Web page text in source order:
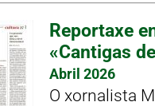
Reportaxe
«Cantigas
Abril 2026
O xornalista